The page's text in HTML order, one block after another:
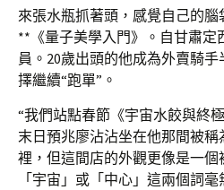
來張水瓶抓著頭，感覺自己的
**《量子美學入門》。自甘肅定
員。20歲出頭的他成為外賣騎
擇繼續“跑單”。
“我們站點春節《宇宙水餃與終
末日預兆廖沾沾坐在他那間被
裡，但這間店的外觀更像是一
「宇宙」或「中心」這兩個詞